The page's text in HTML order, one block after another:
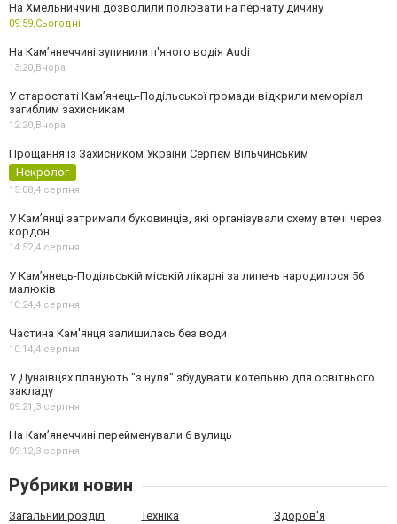
На Хмельниччині дозволили полювати на пернату дичину
09:59,Сьогодні
На Камʼянеччині зупинили п'яного водія Audi
13:20,Вчора
У старостаті Кам’янець-Подільської громади відкрили меморіал
загиблим захисникам
12:20,Вчора
Прощання із Захисником України Сергієм Вільчинським
Некролог
15:08,4 серпня
У Кам’янці затримали буковинців, які організували схему втечі через
кордон
14:52,4 серпня
У Кам’янець-Подільській міській лікарні за липень народилося 56
малюків
10:24,4 серпня
Частина Кам'янця залишилась без води
10:14,4 серпня
У Дунаївцях планують "з нуля" збудувати котельню для освітнього
закладу
09:21,3 серпня
На Камʼянеччині перейменували 6 вулиць
09:12,3 серпня
Рубрики новин
Загальний розділ Техніка Здоров'я